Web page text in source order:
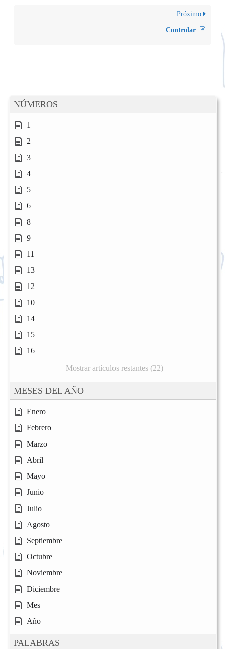
NÚMEROS
1
2
3
4
5
6
8
9
11
13
12
10
14
15
16
Mostrar artículos restantes (22)
MESES DEL AÑO
Enero
Febrero
Marzo
Abril
Mayo
Junio
Julio
Agosto
Septiembre
Octubre
Noviembre
Diciembre
Mes
Año
PALABRAS
Próximo
Controlar